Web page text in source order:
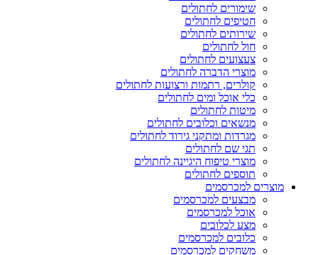
שימורים לחתולים
חטיפים לחתולים
שירותים לחתולים
חול לחתולים
צעצועים לחתולים
מוצרי הדברה לחתולים
קולרים, רתמות ורצועות לחתולים
כלי אוכל ומים לחתולים
מיטות לחתולים
מנשאים וכלובים לחתולים
מגרדות ומתקני גירוד לחתולים
תגי שם לחתולים
מוצרי טיפוח היגיינה לחתולים
תוספים לחתולים
מוצרים למכרסמים
מבצעים למכרסמים
אוכל למכרסמים
מצע לכלובים
כלובים למכרסמים
משחקים למכרסמים